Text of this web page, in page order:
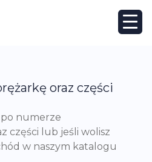
oraz części
po numerze
części lub jeśli wolisz
w naszym katalogu